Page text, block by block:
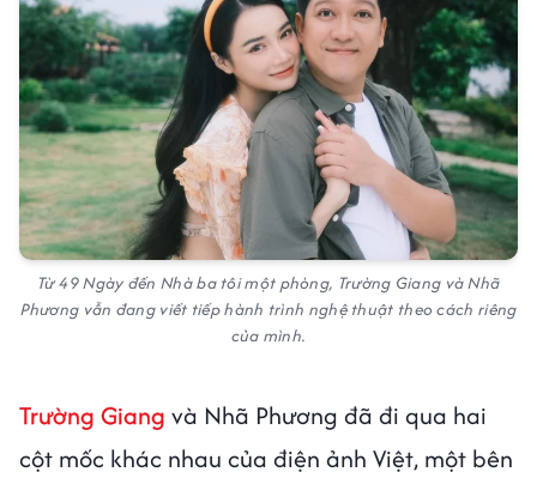
Từ 49 Ngày đến Nhà ba tôi một phòng, Trường Giang và Nhã
Phương vẫn đang viết tiếp hành trình nghệ thuật theo cách riêng
của mình.
Trường Giang và Nhã Phương đã đi qua hai
cột mốc khác nhau của điện ảnh Việt, một bên